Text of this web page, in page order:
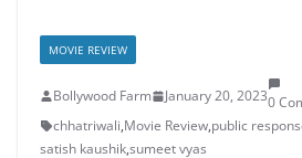
MOVIE REVIEW
Bollywood Farm January 20, 20230
chhatriwali,Movie Review,public
satish kaushik,sumeet vyas